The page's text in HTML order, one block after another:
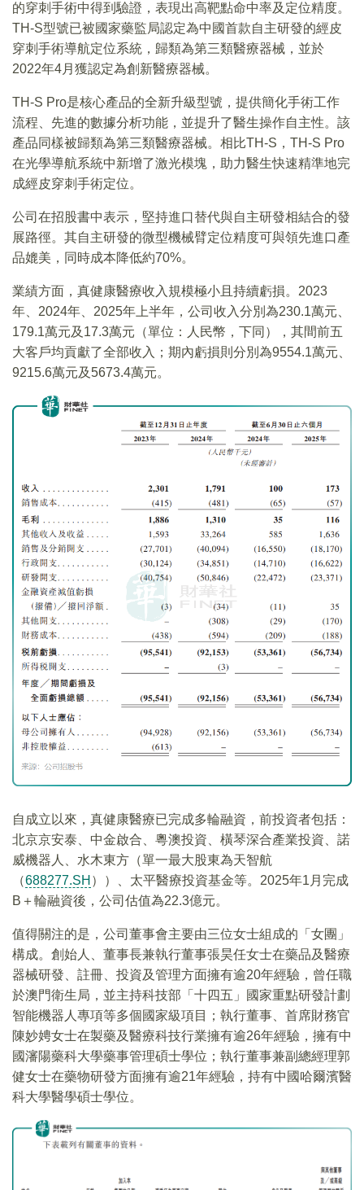
的穿刺手術中得到驗證，表現出高靶點命中率及定位精度。
TH-S型號已被國家藥監局認定為中國首款自主研發的經皮
穿刺手術導航定位系統，歸類為第三類醫療器械，並於
2022年4月獲認定為創新醫療器械。
TH-S Pro是核心產品的全新升級型號，提供簡化手術工作
流程、先進的數據分析功能，並提升了醫生操作自主性。該
產品同樣被歸類為第三類醫療器械。相比TH-S，TH-S Pro
在光學導航系統中新增了激光模塊，助力醫生快速精準地完
成經皮穿刺手術定位。
公司在招股書中表示，堅持進口替代與自主研發相結合的發
展路徑。其自主研發的微型機械臂定位精度可與領先進口產
品媲美，同時成本降低約70%。
業績方面，真健康醫療收入規模極小且持續虧損。2023
年、2024年、2025年上半年，公司收入分別為230.1萬元、
179.1萬元及17.3萬元（單位：人民幣，下同），其間前五
大客戶均貢獻了全部收入；期內虧損則分別為9554.1萬元、
9215.6萬元及5673.4萬元。
自成立以來，真健康醫療已完成多輪融資，前投資者包括：
北京京安泰、中金啟合、粵澳投資、橫琴深合產業投資、諾
威機器人、水木東方（單一最大股東為天智航
（688277.SH ））、太平醫療投資基金等。2025年1月完成
B＋輪融資後，公司估值為22.3億元。
值得關注的是，公司董事會主要由三位女士組成的「女團」
構成。創始人、董事長兼執行董事張昊任女士在藥品及醫療
器械研發、註冊、投資及管理方面擁有逾20年經驗，曾任職
於澳門衛生局，並主持科技部「十四五」國家重點研發計劃
智能機器人專項等多個國家級項目；執行董事、首席財務官
陳妙娉女士在製藥及醫療科技行業擁有逾26年經驗，擁有中
國瀋陽藥科大學藥事管理碩士學位；執行董事兼副總經理郭
健女士在藥物研發方面擁有逾21年經驗，持有中國哈爾濱醫
科大學醫學碩士學位。